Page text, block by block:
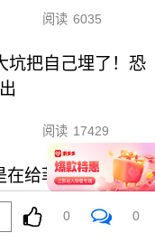
阅读 6035
坑把自己埋了！恐
阅读 17429
在给菲律宾掘墓！
0 0